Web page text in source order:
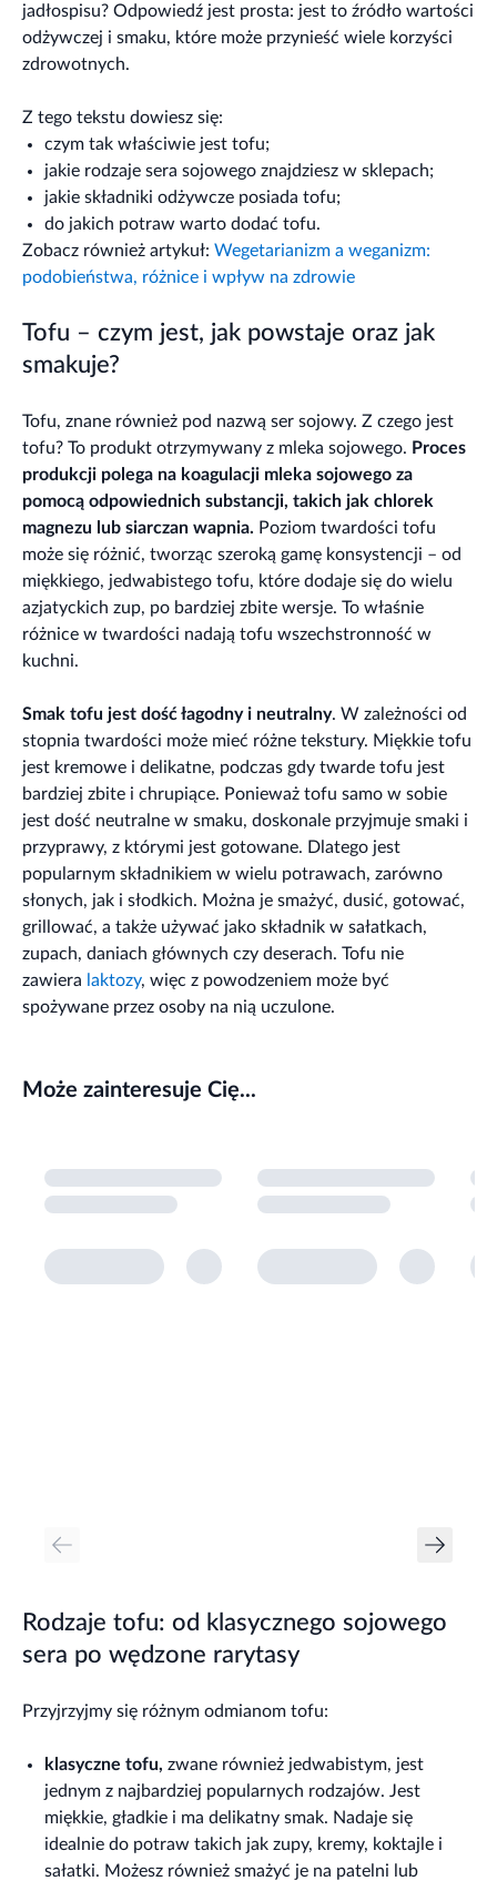
jadłospisu? Odpowiedź jest prosta: jest to źródło wartości
odżywczej i smaku, które może przynieść wiele korzyści
zdrowotnych.
Z tego tekstu dowiesz się:
czym tak właściwie jest tofu;
jakie rodzaje sera sojowego znajdziesz w sklepach;
jakie składniki odżywcze posiada tofu;
do jakich potraw warto dodać tofu.
Zobacz również artykuł: Wegetarianizm a weganizm:
podobieństwa, różnice i wpływ na zdrowie
Tofu – czym jest, jak powstaje oraz jak
smakuje?
Tofu, znane również pod nazwą ser sojowy. Z czego jest
tofu? To produkt otrzymywany z mleka sojowego. Proces
produkcji polega na koagulacji mleka sojowego za
pomocą odpowiednich substancji, takich jak chlorek
magnezu lub siarczan wapnia. Poziom twardości tofu
może się różnić, tworząc szeroką gamę konsystencji – od
miękkiego, jedwabistego tofu, które dodaje się do wielu
azjatyckich zup, po bardziej zbite wersje. To właśnie
różnice w twardości nadają tofu wszechstronność w
kuchni.
Smak tofu jest dość łagodny i neutralny. W zależności od
stopnia twardości może mieć różne tekstury. Miękkie tofu
jest kremowe i delikatne, podczas gdy twarde tofu jest
bardziej zbite i chrupiące. Ponieważ tofu samo w sobie
jest dość neutralne w smaku, doskonale przyjmuje smaki i
przyprawy, z którymi jest gotowane. Dlatego jest
popularnym składnikiem w wielu potrawach, zarówno
słonych, jak i słodkich. Można je smażyć, dusić, gotować,
grillować, a także używać jako składnik w sałatkach,
zupach, daniach głównych czy deserach. Tofu nie
zawiera laktozy, więc z powodzeniem może być
spożywane przez osoby na nią uczulone.
Może zainteresuje Cię...
Rodzaje tofu: od klasycznego sojowego
sera po wędzone rarytasy
Przyjrzyjmy się różnym odmianom tofu:
klasyczne tofu, zwane również jedwabistym, jest
jednym z najbardziej popularnych rodzajów. Jest
miękkie, gładkie i ma delikatny smak. Nadaje się
idealnie do potraw takich jak zupy, kremy, koktajle i
sałatki. Możesz również smażyć je na patelni lub